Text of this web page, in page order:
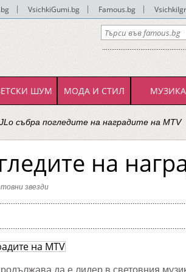
VsichkiGumi.bg Famous.bg
ШУМ МОДА И СТИЛ МУЗИКА
JLo събра погледите на наградите на MTV
на
звезди
да е лидер в световния